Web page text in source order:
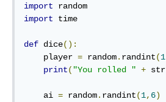
import
import time
def dice():
    player
= random. randint(1
print( "You rolled " + str
    ai
= random. randint(1, 6)